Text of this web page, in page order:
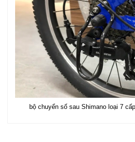
bộ chuyển số sau Shimano loại 7